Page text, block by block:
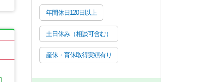
年間休日120日以上
土日休み（相談可含む）
産休・育休取得実績有り